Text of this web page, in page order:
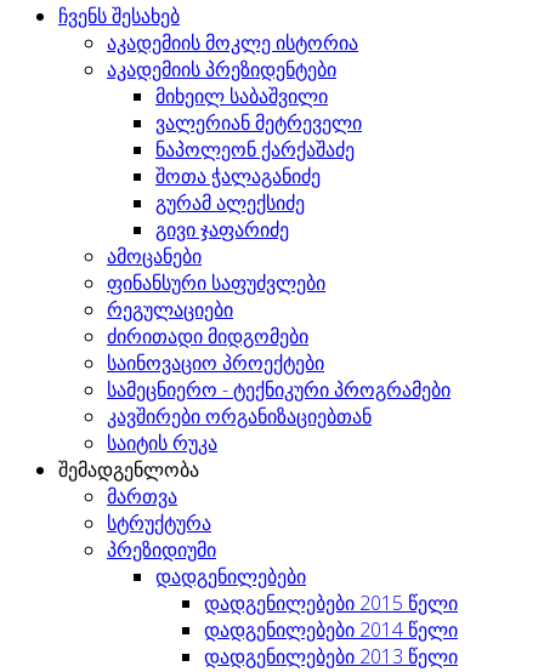
ჩვენს შესახებ
აკადემიის მოკლე ისტორია
აკადემიის პრეზიდენტები
მიხეილ საბაშვილი
ვალერიან მეტრეველი
ნაპოლეონ ქარქაშაძე
შოთა ჭალაგანიძე
გურამ ალექსიძე
გივი ჯაფარიძე
ამოცანები
ფინანსური საფუძვლები
რეგულაციები
ძირითადი მიდგომები
საინოვაციო პროექტები
სამეცნიერო - ტექნიკური პროგრამები
კავშირები ორგანიზაციებთან
საიტის რუკა
შემადგენლობა
მართვა
სტრუქტურა
პრეზიდიუმი
დადგენილებები
დადგენილებები 2015 წელი
დადგენილებები 2014 წელი
დადგენილებები 2013 წელი